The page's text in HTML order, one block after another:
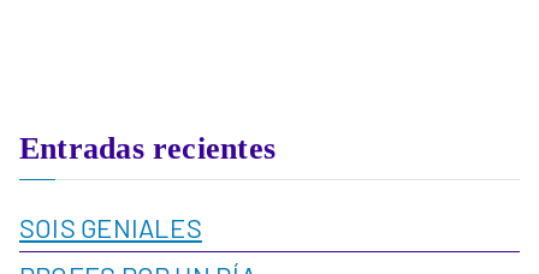
Entradas recientes
SOIS GENIALES